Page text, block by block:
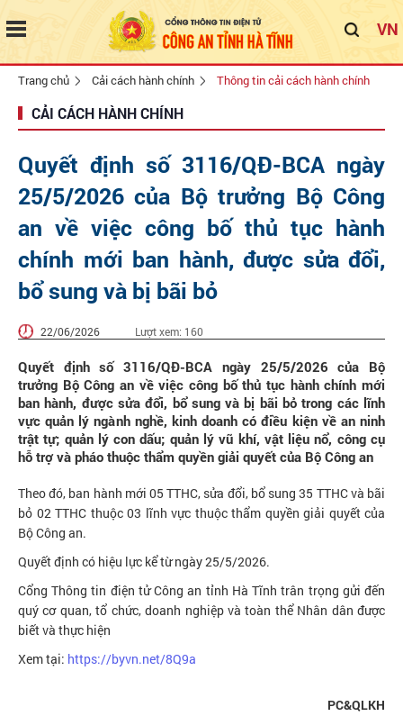
VN
Trang chủ Cải cách hành chính Thông tin cải cách hành chính
CẢI CÁCH HÀNH CHÍNH
Quyết định số 3116/QĐ-BCA ngày
25/5/2026 của Bộ trưởng Bộ Công
an về việc công bố thủ tục hành
chính mới ban hành, được sửa đổi,
bổ sung và bị bãi bỏ
22/06/2026 Lượt xem: 160
Quyết định số 3116/QĐ-BCA ngày 25/5/2026 của Bộ
trưởng Bộ Công an về việc công bố thủ tục hành chính mới
ban hành, được sửa đổi, bổ sung và bị bãi bỏ trong các lĩnh
vực quản lý ngành nghề, kinh doanh có điều kiện về an ninh
trật tự; quản lý con dấu; quản lý vũ khí, vật liệu nổ, công cụ
hỗ trợ và pháo thuộc thẩm quyền giải quyết của Bộ Công an
Theo đó, ban hành mới 05 TTHC, sửa đổi, bổ sung 35 TTHC và bãi
bỏ 02 TTHC thuộc 03 lĩnh vực thuộc thẩm quyền giải quyết của
Bộ Công an.
Quyết định có hiệu lực kể từ ngày 25/5/2026.
Cổng Thông tin điện tử Công an tỉnh Hà Tĩnh trân trọng gửi đến
quý cơ quan, tổ chức, doanh nghiệp và toàn thể Nhân dân được
biết và thực hiện
Xem tại: https://byvn.net/8Q9a
PC&QLKH